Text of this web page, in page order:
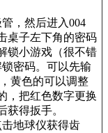
，然后进入004
桌子左下角的密码
锁小游戏（很不错
密码。可以先输
黄色的可以调整
，把红色数字更换
获得扳手。
地球仪获得齿